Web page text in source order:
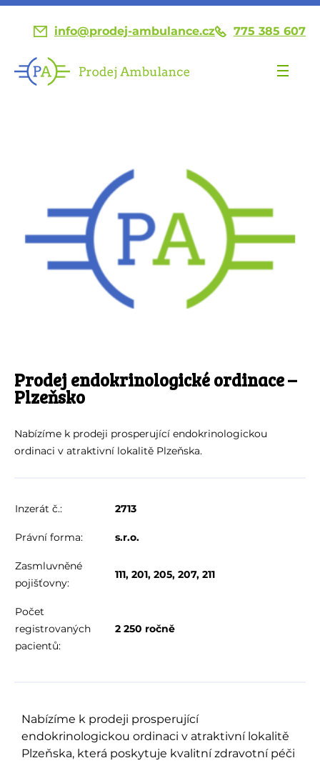
info@prodej-ambulance.cz 775 385 607
Prodej endokrinologické ordinace –
Plzeňsko
Nabízíme k prodeji prosperující endokrinologickou
ordinaci v atraktivní lokalitě Plzeňska.
Inzerát č.: 2713
Právní forma: s.r.o.
Zasmluvněné
pojišťovny:
111, 201, 205, 207, 211
Počet
registrovaných
pacientů:
2 250 ročně
Nabízíme k prodeji prosperující
endokrinologickou ordinaci v atraktivní lokalitě
Plzeňska, která poskytuje kvalitní zdravotní péči